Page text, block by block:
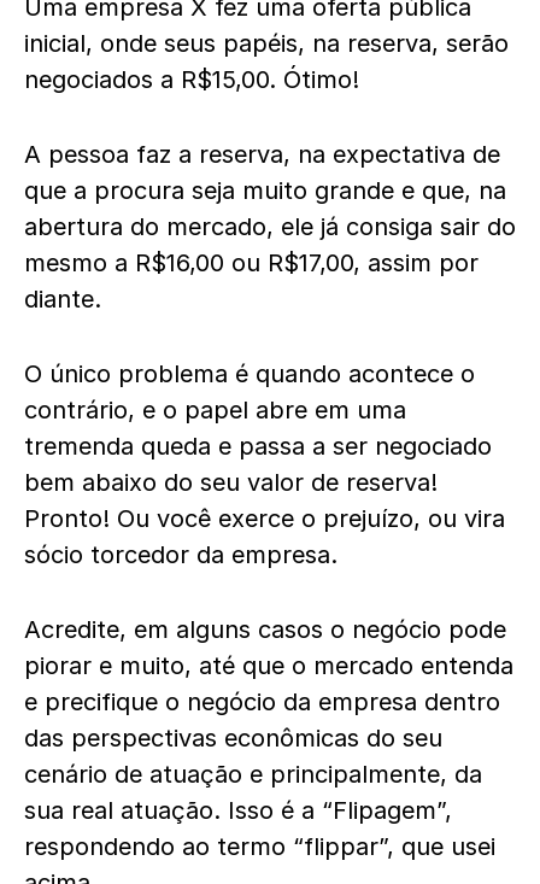
Uma empresa X fez uma oferta pública
inicial, onde seus papéis, na reserva, serão
negociados a R$15,00. Ótimo!
A pessoa faz a reserva, na expectativa de
que a procura seja muito grande e que, na
abertura do mercado, ele já consiga sair do
mesmo a R$16,00 ou R$17,00, assim por
diante.
O único problema é quando acontece o
contrário, e o papel abre em uma
tremenda queda e passa a ser negociado
bem abaixo do seu valor de reserva!
Pronto! Ou você exerce o prejuízo, ou vira
sócio torcedor da empresa.
Acredite, em alguns casos o negócio pode
piorar e muito, até que o mercado entenda
e precifique o negócio da empresa dentro
das perspectivas econômicas do seu
cenário de atuação e principalmente, da
sua real atuação. Isso é a “Flipagem”,
respondendo ao termo “flippar”, que usei